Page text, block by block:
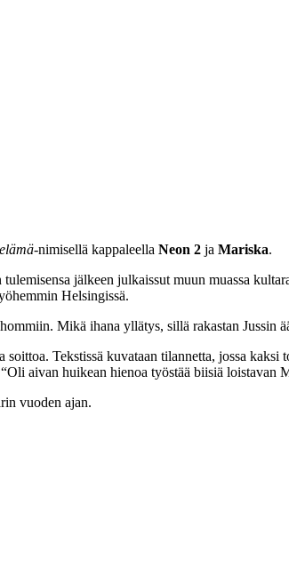
-nimisellä kappaleella Neon 2 ja Mariska.
jälkeen julkaissut muun muassa
Helsingissä.
Mikä ihana yllätys, sillä rakastan Jussin
Tekstissä kuvataan tilannetta, jossa kaksi
aivan huikean hienoa työstää biisiä loistavan
vuoden ajan.